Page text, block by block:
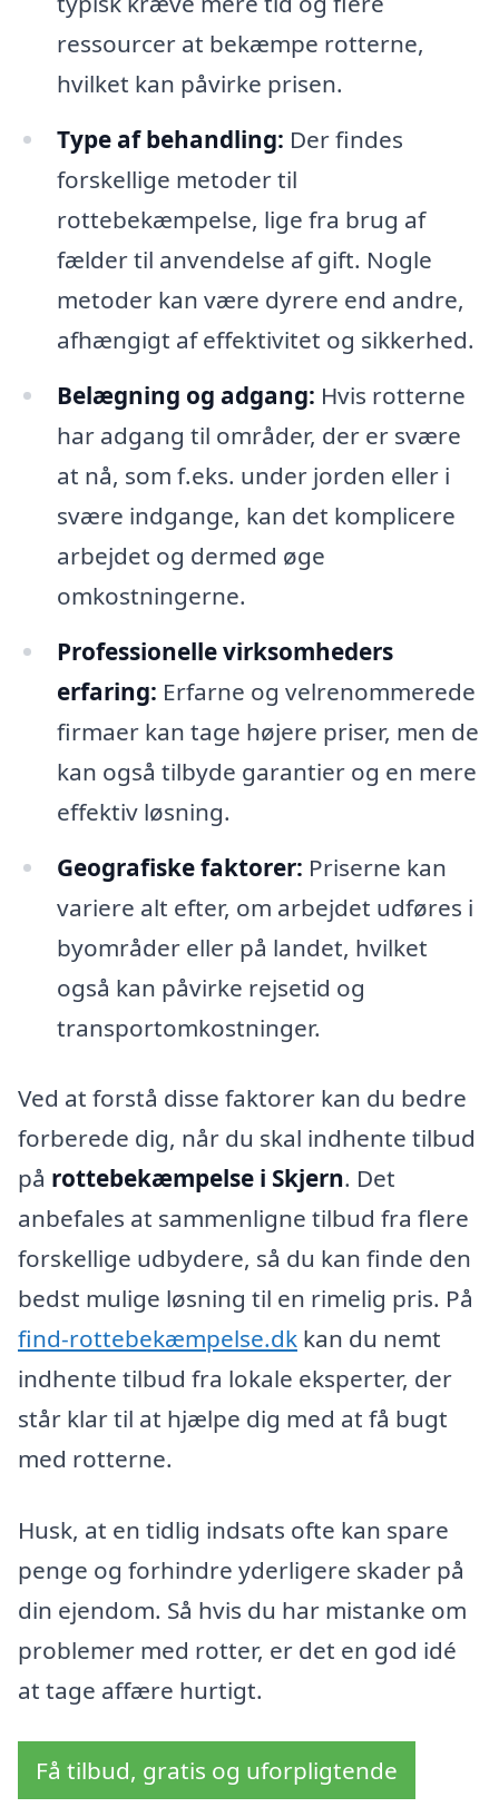
ressourcer at bekæmpe rotterne,
hvilket kan påvirke prisen.
Type af behandling: Der findes
forskellige metoder til
rottebekæmpelse, lige fra brug af
fælder til anvendelse af gift. Nogle
metoder kan være dyrere end andre,
afhængigt af effektivitet og sikkerhed.
Belægning og adgang: Hvis rotterne
har adgang til områder, der er svære
at nå, som f.eks. under jorden eller i
svære indgange, kan det komplicere
arbejdet og dermed øge
omkostningerne.
Professionelle virksomheders
erfaring: Erfarne og velrenommerede
firmaer kan tage højere priser, men de
kan også tilbyde garantier og en mere
effektiv løsning.
Geografiske faktorer: Priserne kan
variere alt efter, om arbejdet udføres i
byområder eller på landet, hvilket
også kan påvirke rejsetid og
transportomkostninger.
Ved at forstå disse faktorer kan du bedre
forberede dig, når du skal indhente tilbud
på rottebekæmpelse i Skjern. Det
anbefales at sammenligne tilbud fra flere
forskellige udbydere, så du kan finde den
bedst mulige løsning til en rimelig pris. På
find-rottebekæmpelse.dk kan du nemt
indhente tilbud fra lokale eksperter, der
står klar til at hjælpe dig med at få bugt
med rotterne.
Husk, at en tidlig indsats ofte kan spare
penge og forhindre yderligere skader på
din ejendom. Så hvis du har mistanke om
problemer med rotter, er det en god idé
at tage affære hurtigt.
Få tilbud, gratis og uforpligtende